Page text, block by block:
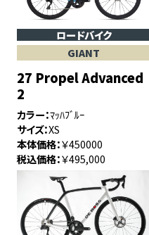
ロードバイク
GIANT
27 Propel Advanced
2
カラー ﾏｯﾊﾌﾞﾙｰ
サイズ XS
本体価格 ￥450000
税込価格 ￥495,000